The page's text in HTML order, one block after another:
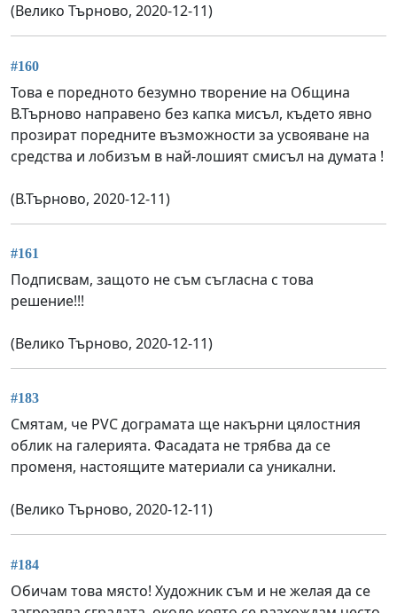
(Велико Търново, 2020-12-11)
#160
Това е поредното безумно творение на Община
В.Търново направено без капка мисъл, където явно
прозират поредните възможности за усвояване на
средства и лобизъм в най-лошият смисъл на думата !
(В.Търново, 2020-12-11)
#161
Подписвам, защото не съм съгласна с това
решение!!!
(Велико Търново, 2020-12-11)
#183
Смятам, че PVC дограмата ще накърни цялостния
облик на галерията. Фасадата не трябва да се
променя, настоящите материали са уникални.
(Велико Търново, 2020-12-11)
#184
Обичам това място! Художник съм и не желая да се